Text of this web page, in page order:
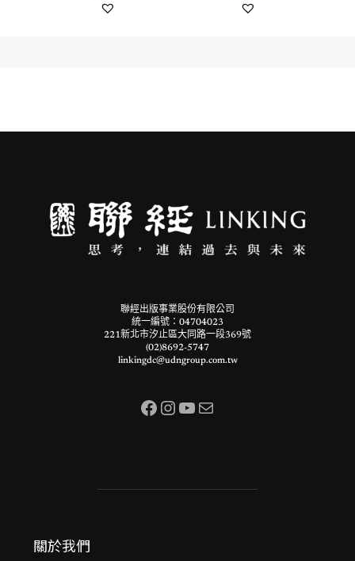
聯經出版事業股份有限公司
統一編號：04704023
221新北市汐止區大同路一段369號
(02)8692-5747
linkingdc@udngroup.com.tw
Facebook InstagramYouTube 電子郵件
關於我們